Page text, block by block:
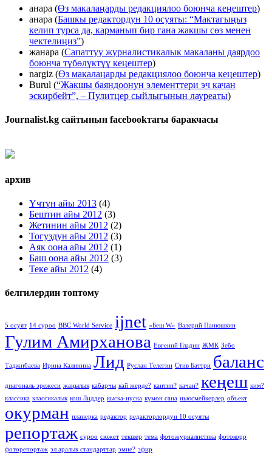
анара (Өз макалаңарды редакциялоо боюнча кеңештер)
анара (Башкы редактордун 10 осуяты: “Мактагыңыз
келип турса да, карманып бир гана жакшы сөз менен
чектелиңиз”)
жанара (Сапаттуу журналистикалык макаланы даярдоо
боюнча түбөлүктүү кеңештер)
nargiz (Өз макалаңарды редакциялоо боюнча кеңештер)
Burul (“Жакшы баяндоонун элементтери эч качан
эскирбейт”, – Пулитцер сыйлыгынын лауреаты)
Journalist.kg сайтынын facebookтагы баракчасы
архив
Үчтүн айы 2013 (4)
Бештин айы 2012 (3)
Жетинин айы 2012 (2)
Тогуздун айы 2012 (3)
Аяк оона айы 2012 (1)
Баш оона айы 2012 (3)
Теке айы 2012 (4)
белгилердин топтому
5 осуят 14 суроо BBC World Service ijnet «Беш W» Валерий Панюшкин
Гулим Амирханова Евгений Гладин ЖМК Зебо
Таджибаева Ирина Калинина Лид Руслан Телегин Стив Баттри баланс
диагональ эрежеси жаңылык кабарчы кай жерде? кантип? качан? кеңеш ким?
классика классикалык кош Лиддер кыска-нуска күмөн сана ньюсмейкерлер объект
окурман планерка редактор редакторлордун 10 осуяты
репортаж суроо сюжет текшер тема фотожурналистика фотокорр
фоторепортаж эл аралык стандарттар эмне? эфир